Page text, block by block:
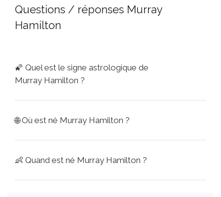
Questions / réponses Murray
Hamilton
🌠 Quel est le signe astrologique de
Murray Hamilton ?
🌐Où est né Murray Hamilton ?
👶 Quand est né Murray Hamilton ?